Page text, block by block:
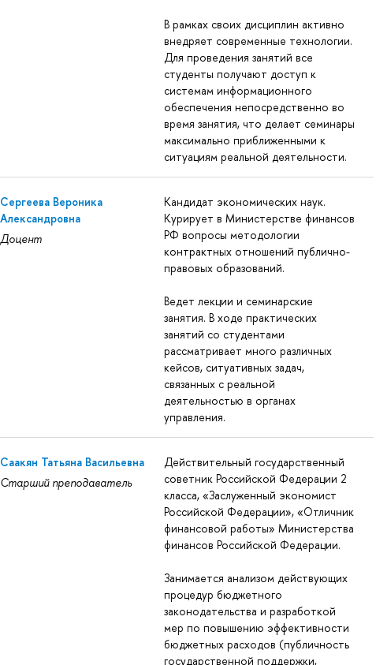
В рамках своих дисциплин активно
внедряет современные технологии.
Для проведения занятий все
студенты получают доступ к
системам информационного
обеспечения непосредственно во
время занятия, что делает семинары
максимально приближенными к
ситуациям реальной деятельности.
Сергеева Вероника
Александровна
Доцент
Кандидат экономических наук.
Курирует в Министерстве финансов
РФ вопросы методологии
контрактных отношений публично-
правовых образований.
Ведет лекции и семинарские
занятия. В ходе практических
занятий со студентами
рассматривает много различных
кейсов, ситуативных задач,
связанных с реальной
деятельностью в органах
управления.
Саакян Татьяна Васильевна
Старший преподаватель
Действительный государственный
советник Российской Федерации 2
класса, «Заслуженный экономист
Российской Федерации», «Отличник
финансовой работы» Министерства
финансов Российской Федерации.
Занимается анализом действующих
процедур бюджетного
законодательства и разработкой
мер по повышению эффективности
бюджетных расходов (публичность
государственной поддержки,